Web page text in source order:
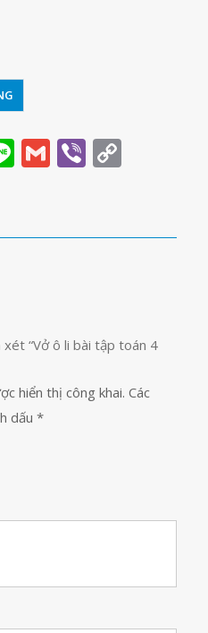
LineGmail
Viber
“Vở ô li bài tập toán 4
hiển thị công khai. Các
dấu *